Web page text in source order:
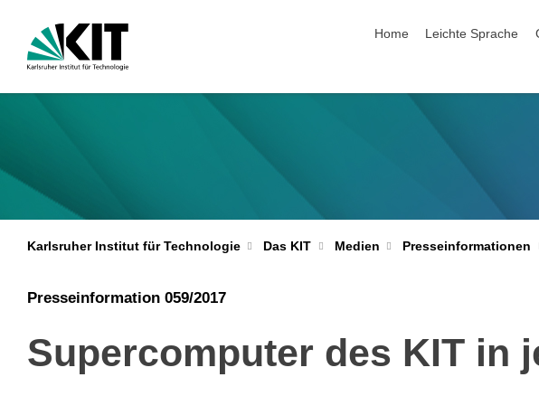
Home
Leichte Sprache
Karlsruher Institut für Technologie Das KIT Medien Presseinformationen
Presseinformation 059/2017
Supercomputer des KIT in